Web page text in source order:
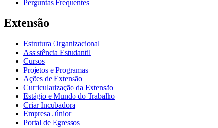
Perguntas Frequentes
Extensão
Estrutura Organizacional
Assistência Estudantil
Cursos
Projetos e Programas
Ações de Extensão
Curricularização da Extensão
Estágio e Mundo do Trabalho
Criar Incubadora
Empresa Júnior
Portal de Egressos